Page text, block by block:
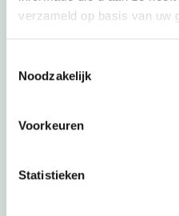
verzameld op basis van uw
Noodzakelijk
Voorkeuren
Statistieken